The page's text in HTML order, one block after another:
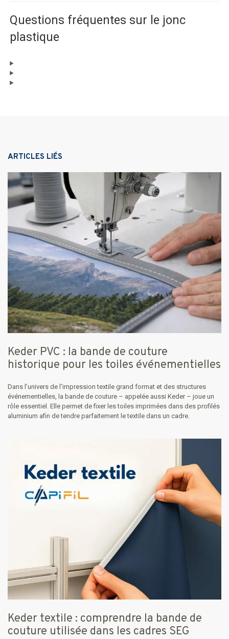
Questions fréquentes sur le jonc
plastique
ARTICLES LIÉS
Keder PVC : la bande de couture
historique pour les toiles événementielles
Dans l’univers de l’impression textile grand format et des structures
événementielles, la bande de couture – appelée aussi Keder – joue un
rôle essentiel. Elle permet de fixer les toiles imprimées dans des profilés
aluminium afin de tendre parfaitement le textile dans un cadre.
Keder textile : comprendre la bande de
couture utilisée dans les cadres SEG